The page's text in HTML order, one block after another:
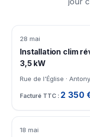
28 mai
Installation clim
3,5 kW
Rue de l'Église · Antony
2 350
18 mai